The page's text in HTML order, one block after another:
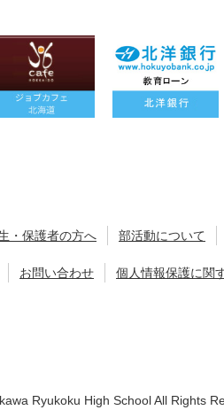
・保護者の方へ 部活動について
お問い合わせ 個人情報保護に関
Ryukoku High School All Rights